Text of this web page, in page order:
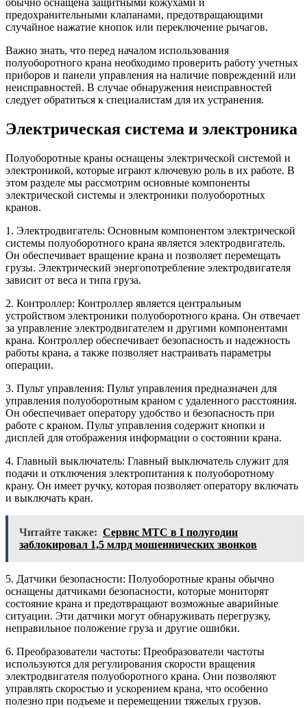
обычно оснащена защитными кожухами и
предохранительными клапанами, предотвращающими
случайное нажатие кнопок или переключение рычагов.
Важно знать, что перед началом использования
полуоборотного крана необходимо проверить работу учетных
приборов и панели управления на наличие повреждений или
неисправностей. В случае обнаружения неисправностей
следует обратиться к специалистам для их устранения.
Электрическая система и электроника
Полуоборотные краны оснащены электрической системой и
электроникой, которые играют ключевую роль в их работе. В
этом разделе мы рассмотрим основные компоненты
электрической системы и электроники полуоборотных
кранов.
1. Электродвигатель: Основным компонентом электрической
системы полуоборотного крана является электродвигатель.
Он обеспечивает вращение крана и позволяет перемещать
грузы. Электрический энергопотребление электродвигателя
зависит от веса и типа груза.
2. Контроллер: Контроллер является центральным
устройством электроники полуоборотного крана. Он отвечает
за управление электродвигателем и другими компонентами
крана. Контроллер обеспечивает безопасность и надежность
работы крана, а также позволяет настраивать параметры
операции.
3. Пульт управления: Пульт управления предназначен для
управления полуоборотным краном с удаленного расстояния.
Он обеспечивает оператору удобство и безопасность при
работе с краном. Пульт управления содержит кнопки и
дисплей для отображения информации о состоянии крана.
4. Главный выключатель: Главный выключатель служит для
подачи и отключения электропитания к полуоборотному
крану. Он имеет ручку, которая позволяет оператору включать
и выключать кран.
Читайте также: Сервис МТС в I полугодии
заблокировал 1,5 млрд мошеннических звонков
5. Датчики безопасности: Полуоборотные краны обычно
оснащены датчиками безопасности, которые мониторят
состояние крана и предотвращают возможные аварийные
ситуации. Эти датчики могут обнаруживать перегрузку,
неправильное положение груза и другие ошибки.
6. Преобразователи частоты: Преобразователи частоты
используются для регулирования скорости вращения
электродвигателя полуоборотного крана. Они позволяют
управлять скоростью и ускорением крана, что особенно
полезно при подъеме и перемещении тяжелых грузов.